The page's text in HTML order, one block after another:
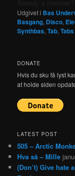
Udgivet i Bas
Basgang, Disco,
Synthbas,Tab,Tabs
DONATE
Hvis du sku få lyst
at holde siden
LATEST POST
505 – Arctic
Hva så – Mille
(Don’t) Give hate